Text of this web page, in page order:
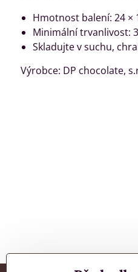
Hmotnost balení: 24 ×
Minimální trvanlivost:
Skladujte v suchu,
Výrobce: DP chocolate,